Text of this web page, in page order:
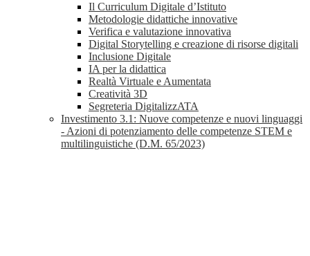
Il Curriculum Digitale d’Istituto
Metodologie didattiche innovative
Verifica e valutazione innovativa
Digital Storytelling e creazione di risorse digitali
Inclusione Digitale
IA per la didattica
Realtà Virtuale e Aumentata
Creatività 3D
Segreteria DigitalizzATA
Investimento 3.1: Nuove competenze e nuovi linguaggi
- Azioni di potenziamento delle competenze STEM e
multilinguistiche (D.M. 65/2023)